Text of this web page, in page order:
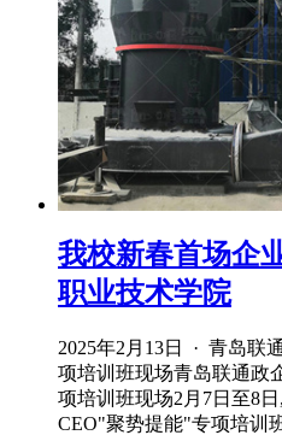
我校新春首场企
职业技术学院
2025年2月13日 · 青岛联
项培训班现场青岛联通政
项培训班现场2月7日至8
CEO"聚势提能"专项培训